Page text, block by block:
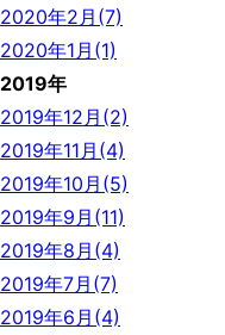
2020年2月(7)
2020年1月(1)
2019年
2019年12月(2)
2019年11月(4)
2019年10月(5)
2019年9月(11)
2019年8月(4)
2019年7月(7)
2019年6月(4)